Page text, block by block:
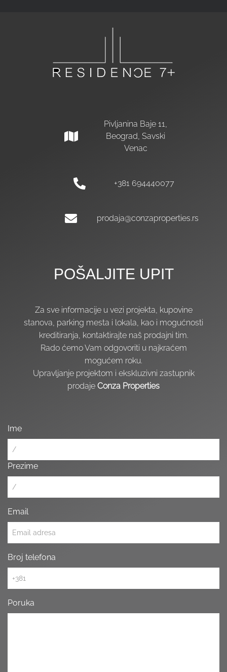
Pivljanina Baje 11,
Beograd, Savski
Venac
+381 694440077
prodaja@conzaproperties.rs
POŠALJITE UPIT
Za sve informacije u vezi projekta, kupovine
stanova, parking mesta i lokala, kao i mogućnosti
kreditiranja, kontaktirajte naš prodajni tim.
Rado ćemo Vam odgovoriti u najkraćem
mogućem roku.
Upravljanje projektom i ekskluzivni zastupnik
prodaje Conza Properties
Ime
Prezime
Email
Broj telefona
Poruka